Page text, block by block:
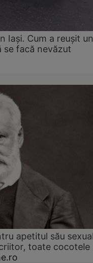
Iași. Cum a reușit un
se facă nevăzut
apetitul său
toate cocotele